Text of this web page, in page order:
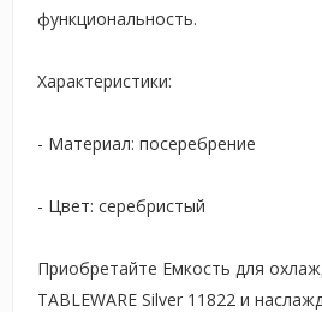
функциональность.
Характеристики:
- Материал: посеребрение
- Цвет: серебристый
Приобретайте Емкость для
TABLEWARE Silver 11822 и